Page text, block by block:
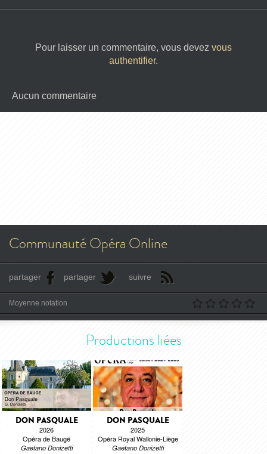
Pour laisser un commentaire, vous devez vous
authentifier.
Aucun commentaire
Communauté Opéra Online
partager partager suivre
Moyenne notation
Productions liées
DON PASQUALE
2026
Opéra de Baugé
Gaetano Donizetti
DON PASQUALE
2025
Opéra Royal Wallonie-Liège
Gaetano Donizetti